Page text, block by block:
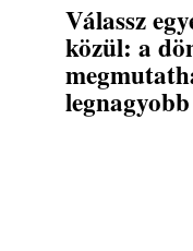
Válassz
közül: a